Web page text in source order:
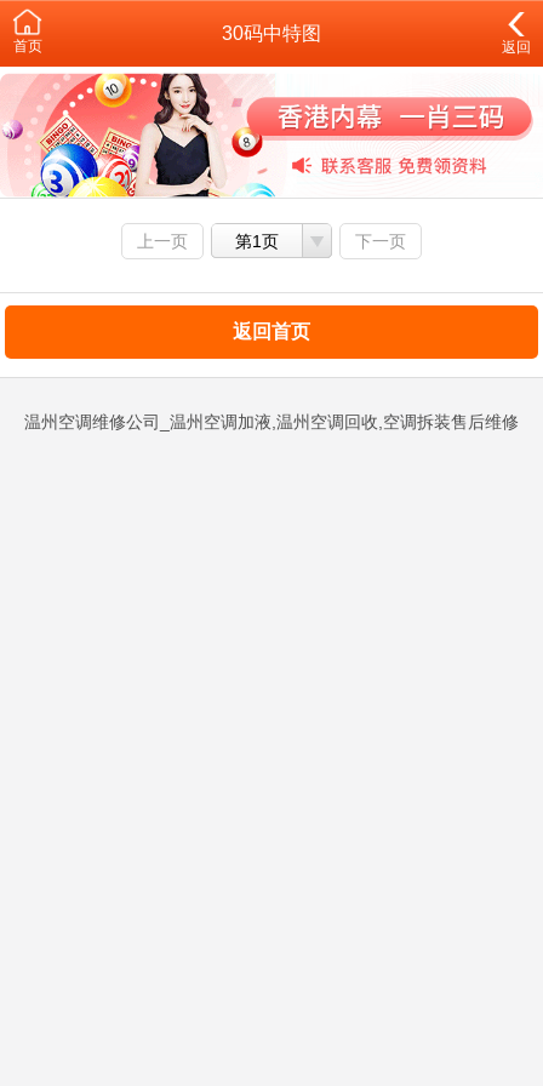
首页
30码中特图
返回
上一页 第1页 下一页
返回首页
温州空调维修公司_温州空调加液,温州空调回收,空调拆装售后维修